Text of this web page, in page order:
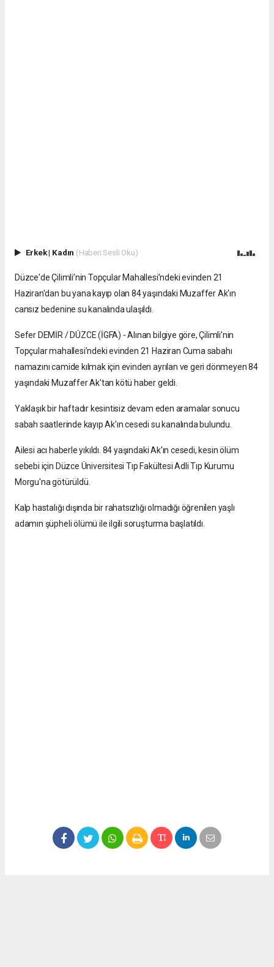
Erkek| Kadın (Haberi Sesli Oku)
Düzce'de Çilimli’nin Topçular Mahallesi’ndeki evinden 21
Haziran'dan bu yana kayıp olan 84 yaşındaki Muzaffer Ak'ın
cansız bedenine su kanalında ulaşıldı.
Sefer DEMİR / DÜZCE (İGFA) - Alınan bilgiye göre, Çilimli’nin
Topçular mahallesi’ndeki evinden 21 Haziran Cuma sabahı
namazını camide kılmak için evinden ayrılan ve geri dönmeyen 84
yaşındaki Muzaffer Ak'tan kötü haber geldi.
Yaklaşık bir haftadır kesintisiz devam eden aramalar sonucu
sabah saatlerinde kayıp Ak'ın cesedi su kanalında bulundu.
Ailesi acı haberle yıkıldı. 84 yaşındaki Ak'ın cesedi, kesin ölüm
sebebi için Düzce Üniversitesi Tıp Fakültesi Adli Tıp Kurumu
Morgu'na götürüldü.
Kalp hastalığı dışında bir rahatsızlığı olmadığı öğrenilen yaşlı
adamın şüpheli ölümü ile ilgili soruşturma başlatıldı.